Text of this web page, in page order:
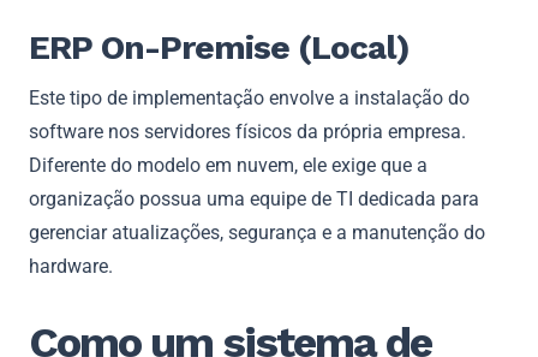
ERP On-Premise (Local)
Este tipo de implementação envolve a instalação do
software nos servidores físicos da própria empresa.
Diferente do modelo em nuvem, ele exige que a
organização possua uma equipe de TI dedicada para
gerenciar atualizações, segurança e a manutenção do
hardware.
Como um sistema de